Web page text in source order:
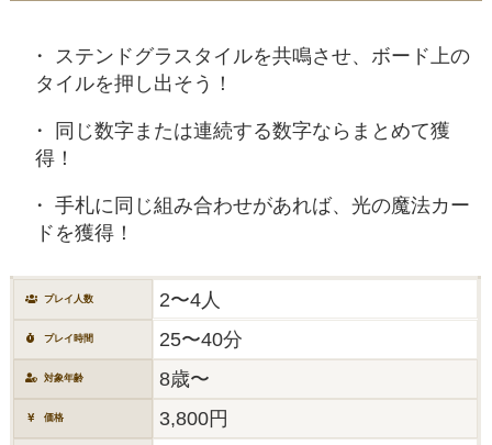
ステンドグラスタイルを共鳴させ、ボード上の
タイルを押し出そう！
同じ数字または連続する数字ならまとめて獲
得！
手札に同じ組み合わせがあれば、光の魔法カー
ドを獲得！
プレイ人数 2〜4人
プレイ時間 25〜40分
対象年齢 8歳〜
価格 3,800円